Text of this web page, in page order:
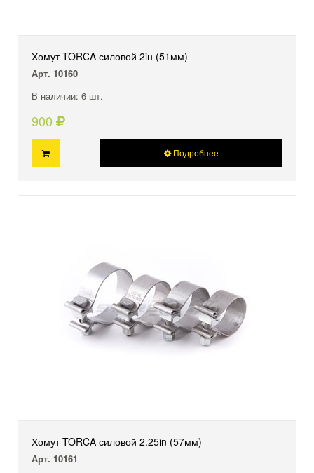
Хомут TORCA силовой 2in (51мм)
Арт. 10160
В наличии: 6 шт.
900
Подробнее
Хомут TORCA силовой 2.25in (57мм)
Арт. 10161